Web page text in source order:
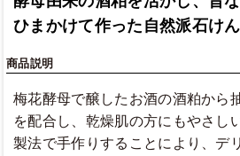
ひまかけて作った自然派石けん
商品説明
梅花酵母で醸したお酒の酒粕から
を配合し、乾燥肌の方にもやさし
製法で手作りすることにより、デ